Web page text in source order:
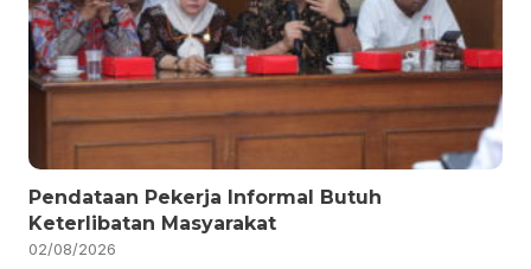
Pendataan Pekerja Informal Butuh
Keterlibatan Masyarakat
02/08/2026